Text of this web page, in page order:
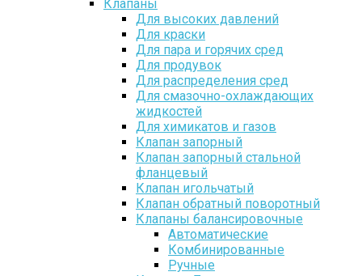
Клапаны
Для высоких давлений
Для краски
Для пара и горячих сред
Для продувок
Для распределения сред
Для смазочно-охлаждающих
жидкостей
Для химикатов и газов
Клапан запорный
Клапан запорный стальной
фланцевый
Клапан игольчатый
Клапан обратный поворотный
Клапаны балансировочные
Автоматические
Комбинированные
Ручные